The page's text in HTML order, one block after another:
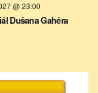
@ 23:00
Dušana Gahéra